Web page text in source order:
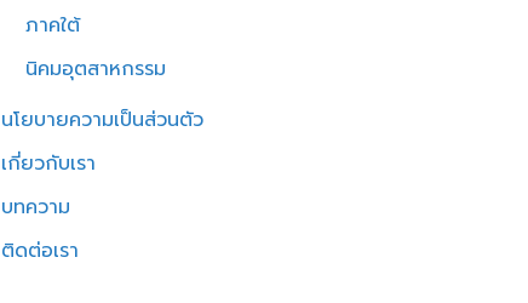
ภาคใต้
นิคมอุตสาหกรรม
นโยบายความเป็นส่วนตัว
เกี่ยวกับเรา
บทความ
ติดต่อเรา